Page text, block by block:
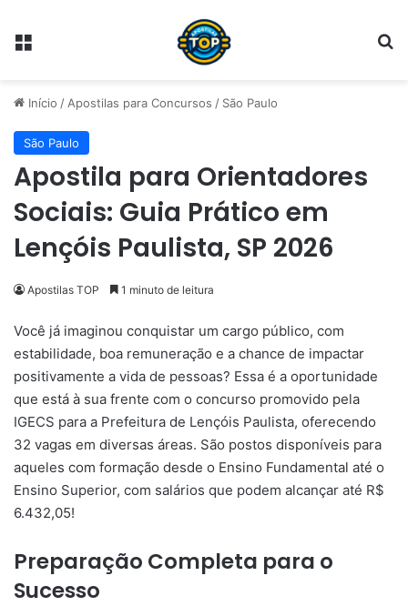
Menu
Início / Apostilas para Concursos / São Paulo
São Paulo
Apostila para Orientadores
Sociais: Guia Prático em
Lençóis Paulista, SP 2026
Apostilas TOP 1 minuto de leitura
Você já imaginou conquistar um cargo público, com
estabilidade, boa remuneração e a chance de impactar
positivamente a vida de pessoas? Essa é a oportunidade
que está à sua frente com o concurso promovido pela
IGECS para a Prefeitura de Lençóis Paulista, oferecendo
32 vagas em diversas áreas. São postos disponíveis para
aqueles com formação desde o Ensino Fundamental até o
Ensino Superior, com salários que podem alcançar até R$
6.432,05!
Preparação Completa para o
Sucesso